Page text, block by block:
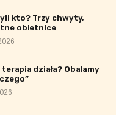
obietnice
działa? Obalamy